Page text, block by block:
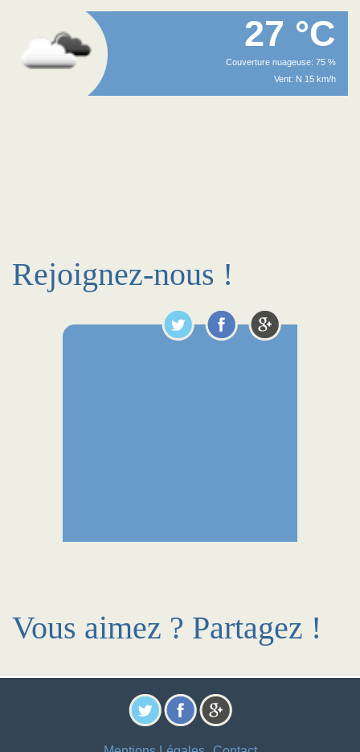
27 °C
Couverture nuageuse: 75 %
Vent: N 15 km/h
Rejoignez-nous !
Vous aimez ? Partagez !